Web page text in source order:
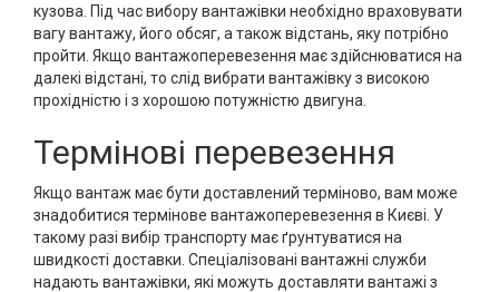
кузова. Під час вибору вантажівки необхідно враховувати
вагу вантажу, його обсяг, а також відстань, яку потрібно
пройти. Якщо вантажоперевезення має здійснюватися на
далекі відстані, то слід вибрати вантажівку з високою
прохідністю і з хорошою потужністю двигуна.
Термінові перевезення
Якщо вантаж має бути доставлений терміново, вам може
знадобитися термінове вантажоперевезення в Києві. У
такому разі вибір транспорту має ґрунтуватися на
швидкості доставки. Спеціалізовані вантажні служби
надають вантажівки, які можуть доставляти вантажі з